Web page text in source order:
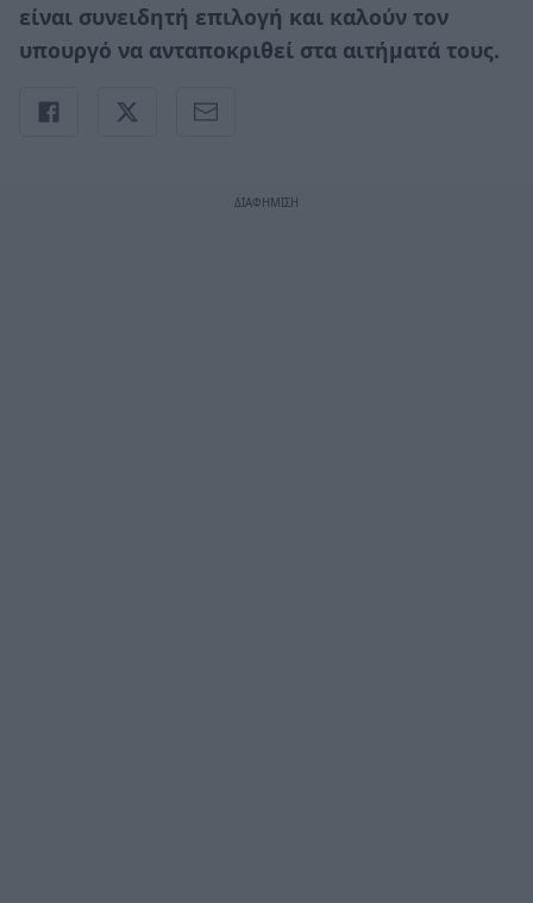
είναι συνειδητή επιλογή και καλούν τον
υπουργό να ανταποκριθεί στα αιτήματά τους.